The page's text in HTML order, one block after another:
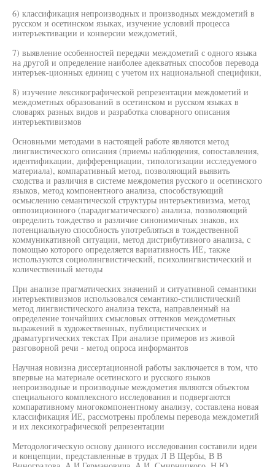
6) классификация непроизводных и производных междометий в
русском и осетинском языках, изучение условий процесса
интеръективации и конверсии междометий,
7) выявление особенностей передачи междометий с одного языка
на другой и определение наиболее адекватных способов перевода
интеръек-ционных единиц с учетом их национальной специфики,
8) изучение лексикографической репрезентации междометий и
междометных образований в осетинском и русском языках в
словарях разных видов и разработка словарного описания
интеръективизмов
Основными методами в настоящей работе являются метод
лингвистического описания (приемы наблюдения, сопоставления,
идентификации, дифференциации, типологизации исследуемого
материала), компаративный метод, позволяющий выявить
сходства и различия в системе междометия русского и осетинского
языков, метод компонентного анализа, способствующий
осмыслению семантической структуры интеръективизма, метод
оппозиционного (парадигматического) анализа, позволяющий
определить тождество и различие синонимичных знаков, их
потенциальную способность употребляться в тождественной
коммуникативной ситуации, метод дистрибутивного анализа, с
помощью которого определяется вариативность ИЕ, также
используются социолингвистический, психолингвистический и
количественный методы
При анализе прагматических значений и ситуативной семантики
интеръективизмов использовался семантико-стилистический
метод лингвистического анализа текста, направленный на
определение тончайших смысловых оттенков междометных
выражений в художественных, публицистических и
драматургических текстах При анализе примеров из живой
разговорной речи - метод опроса информантов
Научная новизна диссертационной работы заключается в том, что
впервые на материале осетинского и русского языков
непроизводные и производные междометия являются объектом
специального комплексного исследования и подвергаются
компаративному многокомпонентному анализу, составлена новая
классификация ИЕ, рассмотрены проблемы перевода междометий
и их лексикографической репрезентации
Методологическую основу данного исследования составили идеи
и концепции, представленные в трудах Л В Щербы, В В